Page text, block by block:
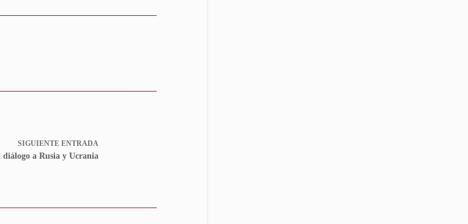
SIGUIENTE ENTRADA
diálogo a Rusia y Ucrania